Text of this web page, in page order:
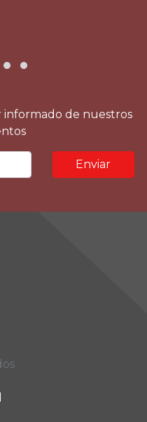
informado de nuestros
Enviar